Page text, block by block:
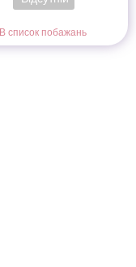
В список побажань